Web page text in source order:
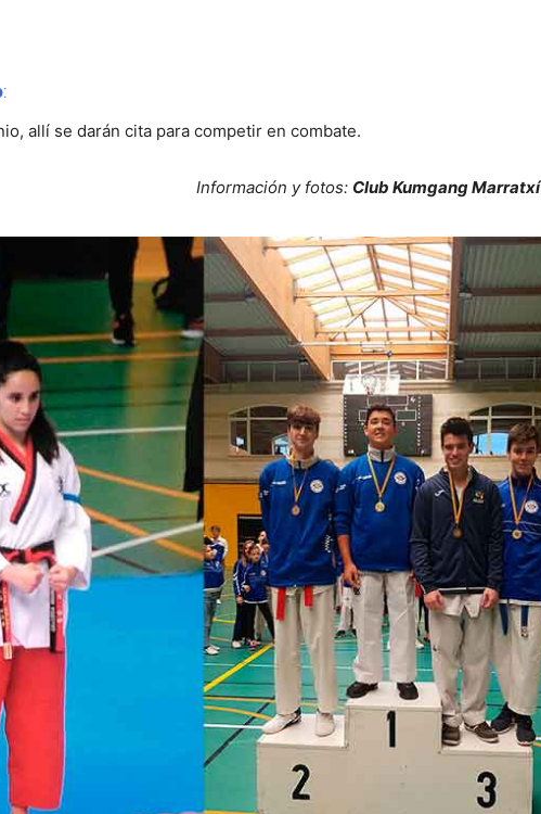
:
allí se darán cita para competir en combate.
y fotos: Club Kumgang Marratxí